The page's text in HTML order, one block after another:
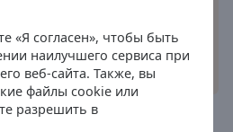
«Я согласен», чтобы быть
наилучшего сервиса при
веб-сайта. Также, вы
файлы cookie или
разрешить в
варианты